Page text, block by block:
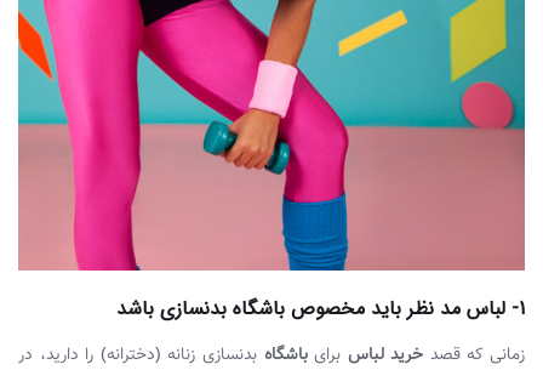
1- لباس مد نظر باید مخصوص باشگاه بدنسازی باشد
زمانی که قصد خرید لباس برایباشگاه بدنسازی زنانه (دخترانه) را دارید، در